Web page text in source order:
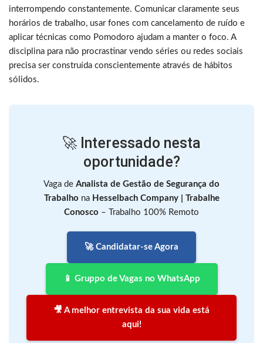
interrompendo constantemente. Comunicar claramente seus
horários de trabalho, usar fones com cancelamento de ruído e
aplicar técnicas como Pomodoro ajudam a manter o foco. A
disciplina para não procrastinar vendo séries ou redes sociais
precisa ser construída conscientemente através de hábitos
sólidos.
🚀 Interessado nesta
oportunidade?
Vaga de Analista de Gestão de Segurança do
Trabalho na Hesselbach Company | Trabalhe
Conosco – Trabalho 100% Remoto
🚀 Candidatar-se Agora
📱 Gruppo de Vagas no WhatsApp
🎥 A melhor entrevista da sua vida está
aqui!